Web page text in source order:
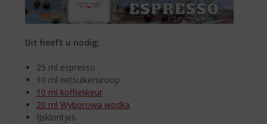
Dit heeft u nodig:
25 ml espresso
10 ml rietsuikersiroop
10 ml koffielikeur
20 ml Wyborowa wodka
IJsklontjes